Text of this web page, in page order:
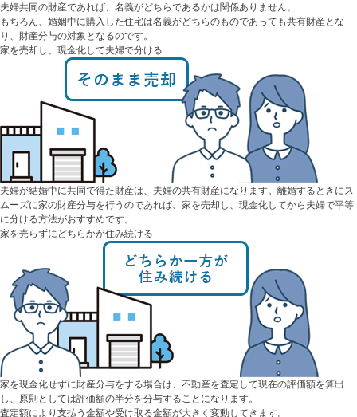
夫婦共同の財産であれば、 名義がどちらであるかは関係ありません。
もちろん、婚姻中に購入した住宅は名義がどちらのものであっても共有財産とな
り、財産分与の対象となるのです。
家を売却し、現金化して夫婦で分ける
夫婦が結婚中に共同で得た財産は、夫婦の共有財産になります。離婚するときにス
ムーズに家の財産分与を行うのであれば、家を売却し、現金化してから夫婦で平等
に分ける方法がおすすめです。
家を売らずにどちらかが住み続ける
家を現金化せずに財産分与をする場合は、不動産を査定して現在の評価額を算出
し、原則としては評価額の半分を分与することになります。
査定額により支払う金額や受け取る金額が大きく変動してきます。